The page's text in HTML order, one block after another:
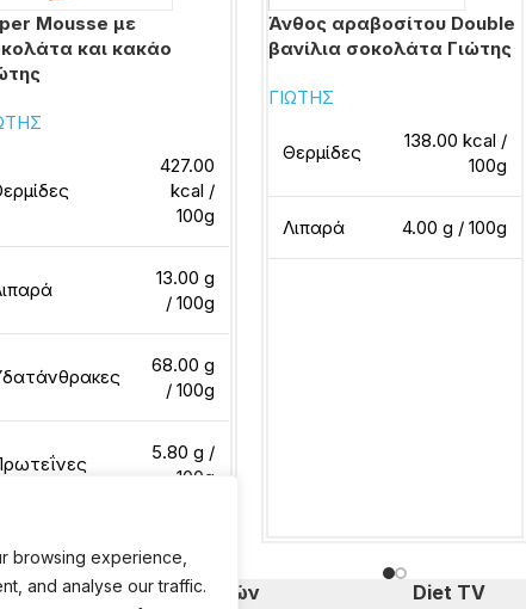
browsing experience,
and analyse our traffic.
Mousse με
και κακάο
427.00
kcal /
100g
13.00 g
/ 100g
68.00 g
/ 100g
5.80 g /
100g
Διαβάστε περισσότερα
Άνθος αραβοσίτου Double
βανίλια σοκολάτα Γιώτης
ΓΙΩΤΗΣ
Θερμίδες
138.00 kcal /
100g
Λιπαρά 4.00 g / 100g
Κατηγορίες Εκπομπών Diet TV